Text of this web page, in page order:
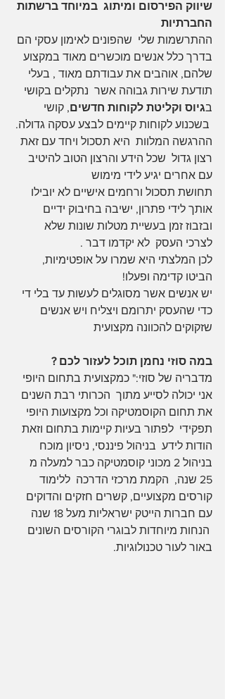
שיווק הפירסום ומיתוג  במיוחד ברשתות
החברתיות
ההתרשמות שלי  שהפונים לאימון עסקי הם
בדרך כלל אנשים מוכשרים מאוד במקצוע
שלהם, אוהבים את עבודתם מאוד , בעלי
תודעת שירות גבוהה אשר  נתקלים בקושי
בגיוס וקליטת לקוחות חדשים, קושי
בשכנוע לקוחות קיימים לבצע עסקה גדולה.
ההרגשה המלוות  היא תסכול ויחד עם זאת
רצון גדול  שכל הידע והרצון הטוב להיטיב
עם אחרים יגיע לידי מימוש
תחושת תסכול ורחמים אישיים לא יובילו
אותך לידי פתרון, ישיבה בחיבוק ידיים
ובזבוז זמן בעשיית מטלות שונות שלא
לצרכי העסק  לא יקדמו דבר .
לכן המלצתי היא שמרו על אופטימיות,
הביטו קדימה ופעלו!
יש אנשים אשר מסוגלים לעשות עד בלי די
כדי שהעסק יתרומם ויצליח ויש אנשים
שזקוקים להכוונה מקצועית
במה סוזי נחמן תוכל לעזור לכם ?
מדבריה של סוזי:" כמקצועית בתחום היופי
אני יכולה לסייע מתוך  הכרותי רבת השנים
את תחום הקוסמטיקה וכל מקצועות היופי
תפקידי  לפתור בעיות קיימות בתחום וזאת
הודות לידע  בניהול פיננסי, ניסיון מוכח
בניהול 2 מכוני קוסמטיקה כבר למעלה מ
25 שנה,  הקמת מרכזי הדרכה  ללימוד
קורסים מקצועיים, קשרים חזקים והדוקים
עם חברות הייטק ישראליות מעל 18 שנה
הנחות מיוחדות לבוגרי הקורסים השונים
באור לעור טכנולוגיות.